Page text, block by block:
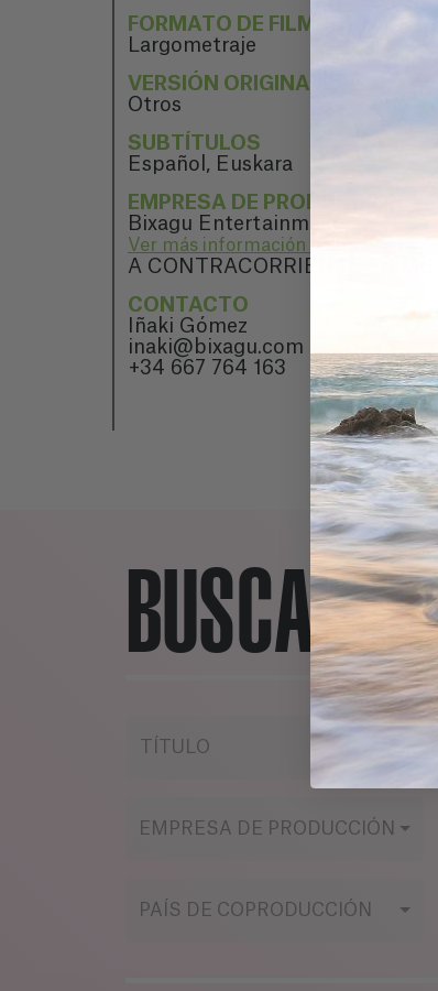
FORMATO DE FILMACIÓN
Largometraje
VERSIÓN ORIGINAL
Otros
SUBTÍTULOS
Español, Euskara
EMPRESA DE PRODUCCIÓN
Bixagu Entertainment
Ver más información sobre Bixagu
A CONTRACORRIENTE FILMS
CONTACTO
Iñaki Gómez
inaki@bixagu.com
+34 667 764 163
BUSCADOR
TÍTULO
EMPRESA DE PRODUCCIÓN
PAÍS DE COPRODUCCIÓN